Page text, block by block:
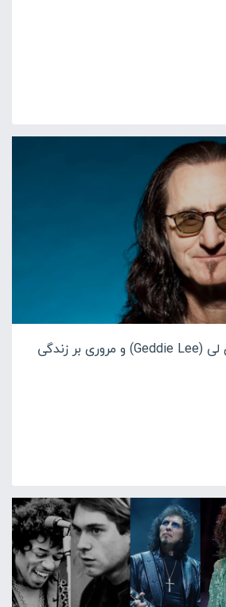
تولد 65 سالگی گدی لی (Geddie Lee) و مروری بر زندگی